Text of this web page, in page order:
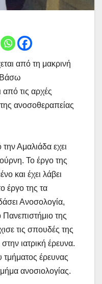
από τη μακρινή
Βάσω
τις αρχές
ανοσοθεραπείας
Αμαλιάδα εχει
Το έργο της
και έχει λάβει
έργο της τα
Ανοσολογία,
Πανεπιστήμιο της
τις σπουδές της
ιατρική έρευνα.
τμήματος έρευνας
ανοσιολογίας.